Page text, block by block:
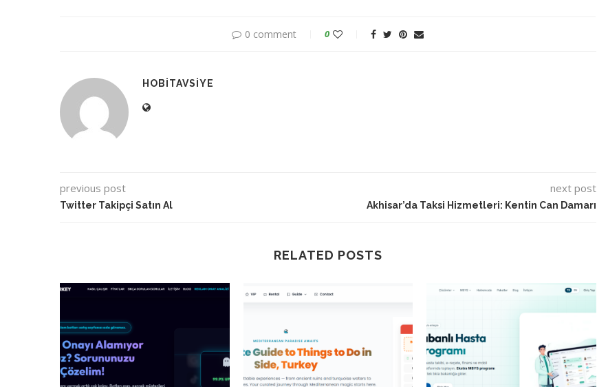
0 comment 0
HOBITAVSIYE
previous post
Twitter Takipçi Satın Al
next post
Akhisar’da Taksi Hizmetleri: Kentin Can Damarı
RELATED POSTS